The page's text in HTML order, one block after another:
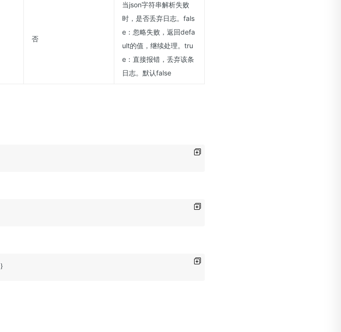
否
当json字符串解析失败
时，是否丢弃日志。fals
e：忽略失败，返回defa
ult的值，继续处理。tru
e：直接报错，丢弃该条
日志。默认false